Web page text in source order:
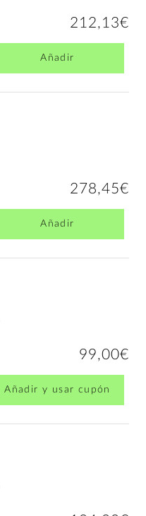
212,13€
Añadir
278,45€
Añadir
99,00€
Añadir y usar cupón